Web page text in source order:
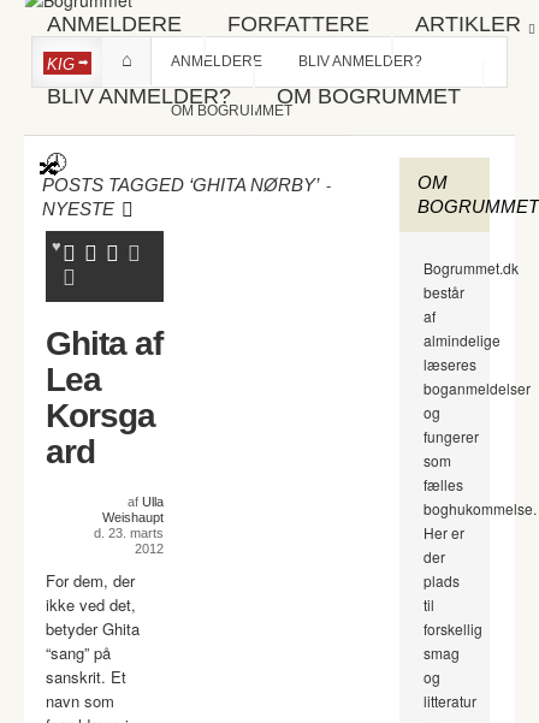
ANMELDERE FORFATTERE ARTIKLER
BLIV ANMELDER? OM BOGRUMMET
KIG ANMELDERE BLIV ANMELDER?
OM BOGRUMMET
POSTS TAGGED ‘GHITA NØRBY’ -
NYESTE
Ghita af
Lea
Korsga
ard
af Ulla
Weishaupt
d. 23. marts
2012
For dem, der
ikke ved det,
betyder Ghita
“sang” på
sanskrit. Et
navn som
OM
BOGRUMMET
Bogrummet.dk
består
af
almindelige
læseres
boganmeldelser
og
fungerer
som
fælles
boghukommelse.
Her er
der
plads
til
forskellig
smag
og
litteratur